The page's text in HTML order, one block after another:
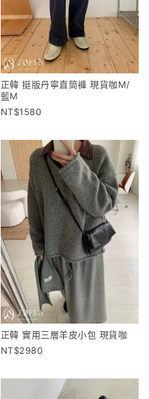
正韓 挺版丹寧直筒褲 現貨咖M/
藍M
1580
正韓 實用三層羊皮小包 現貨咖
2980